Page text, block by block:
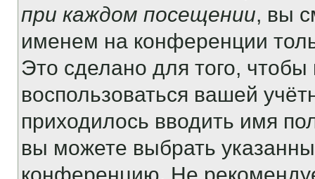
при каждом посещении, вы
именем на конференции
Это сделано для того, чтобы
воспользоваться вашей
приходилось вводить имя
вы можете выбрать